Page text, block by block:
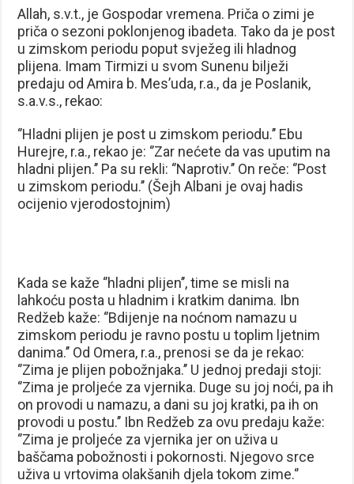
Allah, s.v.t., je Gospodar vremena. Priča o zimi je
priča o sezoni poklonjenog ibadeta. Tako da je post
u zimskom periodu poput svježeg ili hladnog
plijena. Imam Tirmizi u svom Sunenu bilježi
predaju od Amira b. Mes’uda, r.a., da je Poslanik,
s.a.v.s., rekao:
‘’Hladni plijen je post u zimskom periodu.’’ Ebu
Hurejre, r.a., rekao je: ‘’Zar nećete da vas uputim na
hladni plijen.’’ Pa su rekli: ‘’Naprotiv.’’ On reče: ‘’Post
u zimskom periodu.’’ (Šejh Albani je ovaj hadis
ocijenio vjerodostojnim)
Kada se kaže ‘’hladni plijen’’, time se misli na
lahkoću posta u hladnim i kratkim danima. Ibn
Redžeb kaže: ‘’Bdijenje na noćnom namazu u
zimskom periodu je ravno postu u toplim ljetnim
danima.’’ Od Omera, r.a., prenosi se da je rekao:
‘’Zima je plijen pobožnjaka.’’ U jednoj predaji stoji:
‘’Zima je proljeće za vjernika. Duge su joj noći, pa ih
on provodi u namazu, a dani su joj kratki, pa ih on
provodi u postu.’’ Ibn Redžeb za ovu predaju kaže:
‘’Zima je proljeće za vjernika jer on uživa u
baščama pobožnosti i pokornosti. Njegovo srce
uživa u vrtovima olakšanih djela tokom zime.‘’